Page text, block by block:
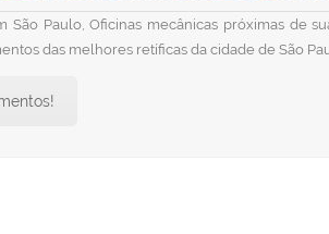
São Paulo, Oficinas mecânicas próximas de
das melhores retíficas da cidade de São